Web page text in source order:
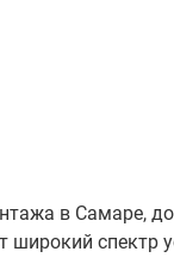
в Самаре,
спектр